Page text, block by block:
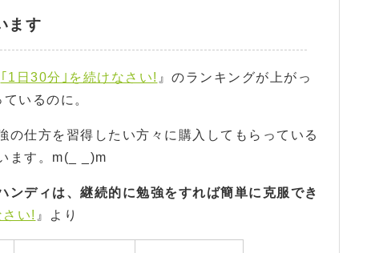
ます
｢1日30分｣を続けなさい! 』のランキングが上がっ
いるのに。
の仕方を習得したい方々に購入してもらっている
ます。m(_ _)m
ンディは、継続的に勉強をすれば簡単に克服でき
い! 』より